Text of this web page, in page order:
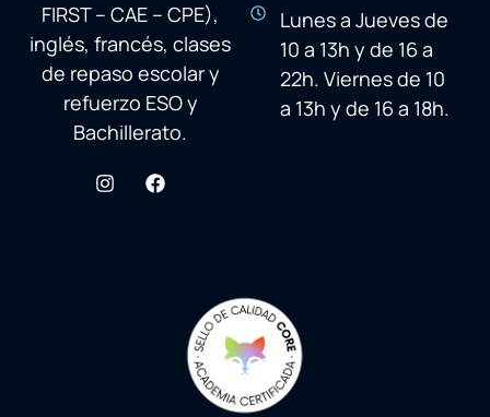
FIRST – CAE – CPE),
inglés, francés, clases
de repaso escolar y
refuerzo ESO y
Bachillerato.
Lunes a Jueves de
10 a 13h y de 16 a
22h. Viernes de 10
a 13h y de 16 a 18h.